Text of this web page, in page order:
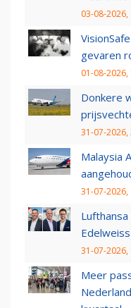
03-08-2026,
gevaren
01-08-2026,
Donkere
31-07-2026,
Malaysia
31-07-2026,
Lufthansa
31-07-2026,
Meer